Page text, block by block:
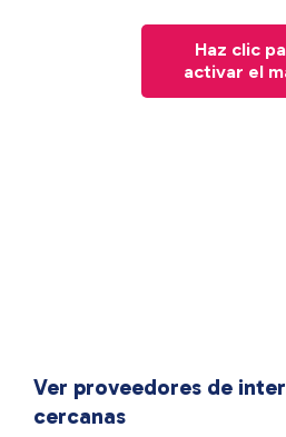
Haz clic
activar el
Ver proveedores de
cercanas